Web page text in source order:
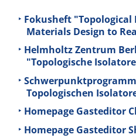
Fokusheft "Topological
Materials Design to
Helmholtz Zentrum
"Topologische
Schwerpunktprogramm
Topologischen
Homepage Gasteditor
Homepage Gasteditor